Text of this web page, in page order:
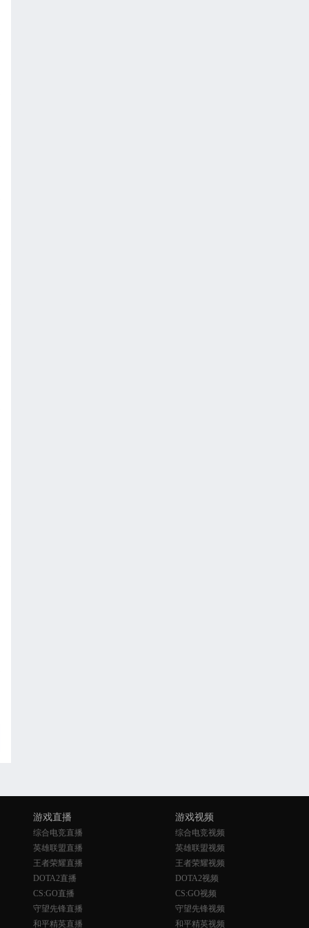
游戏直播
综合电竞直播
英雄联盟直播
王者荣耀直播
DOTA2直播
CS:GO直播
守望先锋直播
和平精英直播
游戏视频
综合电竞视频
英雄联盟视频
王者荣耀视频
DOTA2视频
CS:GO视频
守望先锋视频
和平精英视频